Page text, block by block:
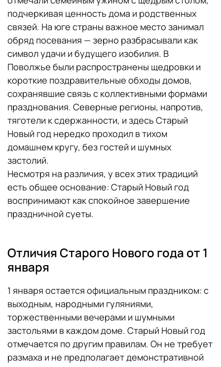
подчеркивая ценность дома и родственных
связей. На юге страны важное место занимал
обряд посевания — зерно разбрасывали как
символ удачи и будущего изобилия. В
Поволжье были распространены щедровки и
короткие поздравительные обходы домов,
сохранявшие связь с коллективными формами
празднования. Северные регионы, напротив,
тяготели к сдержанности, и здесь Старый
Новый год нередко проходил в тихом
домашнем кругу, без гостей и шумных
застолий.
Несмотря на различия, у всех этих традиций
есть общее основание: Старый Новый год
воспринимают как спокойное завершение
праздничной суеты.
Отличия Старого Нового года от 1
января
1 января остается официальным праздником: с
выходным, народными гуляниями,
торжественными вечерами и шумными
застольями в каждом доме. Старый Новый год
отмечается по другим правилам. Он не требует
размаха и не предполагает демонстративной